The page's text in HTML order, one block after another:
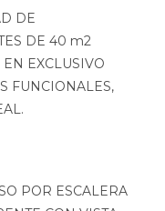
DE
DE 40 m2
EXCLUSIVO
FUNCIONALES,
POR ESCALERA